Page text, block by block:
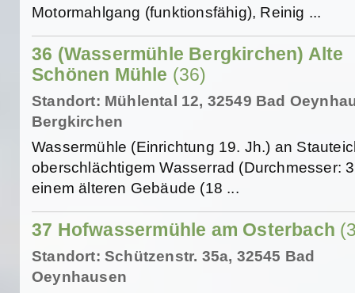
Motormahlgang (funktionsfähig), Reinig ...
36 (Wassermühle Bergkirchen) Alte
Schönen Mühle (36)
Standort: Mühlental 12, 32549 Bad
Bergkirchen
Wassermühle (Einrichtung 19. Jh.) an
oberschlächtigem Wasserrad (Durchmesser:
einem älteren Gebäude (18 ...
37 Hofwassermühle am Osterbach
Standort: Schützenstr. 35a, 32545 Bad
Oeynhausen